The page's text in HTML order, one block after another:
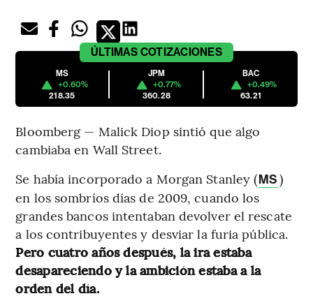
ÚLTIMAS COTIZACIONES
MS
+0.60%
218.35
JPM
+0.77%
360.28
BAC
+0.49%
63.21
Bloomberg — Malick Diop sintió que algo
cambiaba en Wall Street.
Se había incorporado a Morgan Stanley (MS)
en los sombríos días de 2009, cuando los
grandes bancos intentaban devolver el rescate
a los contribuyentes y desviar la furia pública.
Pero cuatro años después, la ira estaba
desapareciendo y la ambición estaba a la
orden del día.